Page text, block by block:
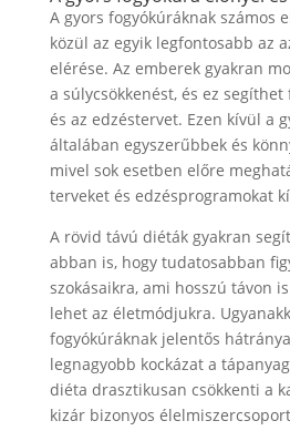
A gyors fogyókúráknak számos
közül az egyik legfontosabb az
elérése. Az emberek gyakran
a súlycsökkenést, és ez
és az edzéstervet. Ezen kívül a
általában egyszerűbbek és
mivel sok esetben előre
terveket és edzésprogramokat
A rövid távú diéták gyakran
abban is, hogy tudatosabban
szokásaikra, ami hosszú távon
lehet az életmódjukra.
fogyókúráknak jelentős
legnagyobb kockázat a
diéta drasztikusan csökkenti a
kizár bizonyos